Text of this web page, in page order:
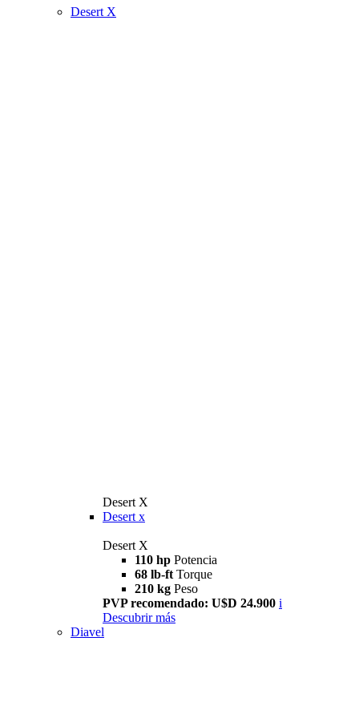
Desert X
Desert X
Desert x
Desert X
110 hp Potencia
68 lb-ft Torque
210 kg Peso
PVP recomendado: U$D 24.900 i
Descubrir más
Diavel